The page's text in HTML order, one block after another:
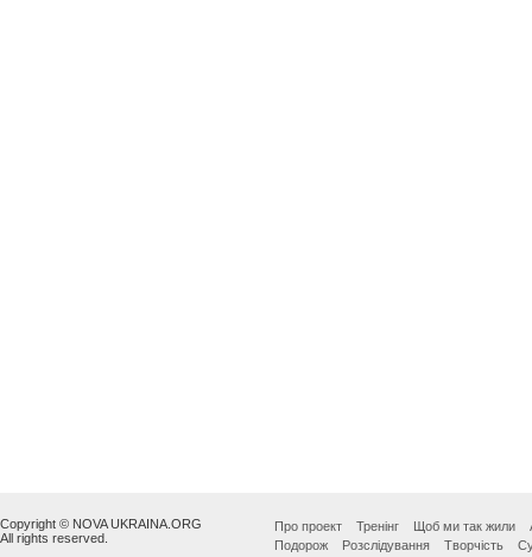
Copyright © NOVA UKRAINA.ORG
All rights reserved.
Про проект Тренінг Щоб ми так жили
Подорож
Розслідування Творчість